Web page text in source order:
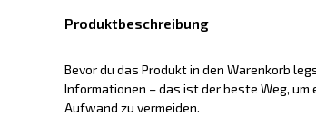
Produktbeschreibung
Bevor du das Produkt in den Warenkorb
Informationen – das ist der beste Weg,
Aufwand zu vermeiden.